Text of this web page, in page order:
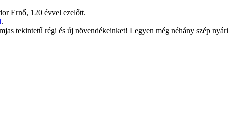
Ernő, 120 évvel ezelőtt.
.
tekintetű régi és új növendékeinket! Legyen még néhány szép